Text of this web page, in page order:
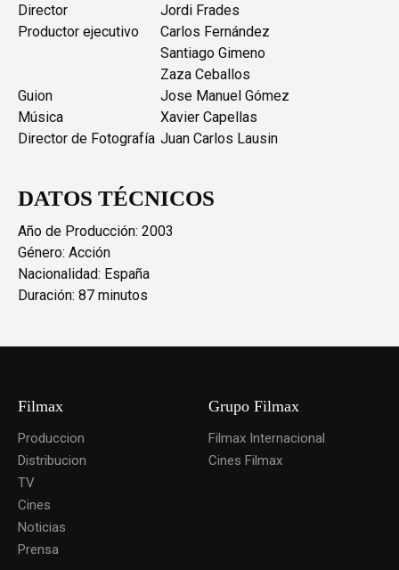
Director
Jordi Frades
Productor ejecutivo
Carlos Fernández
Santiago Gimeno
Zaza Ceballos
Guion
Jose Manuel Gómez
Música
Xavier Capellas
Director de Fotografía Juan Carlos Lausin
DATOS TÉCNICOS
Año de Producción: 2003
Género: Acción
Nacionalidad: España
Duración: 87 minutos
Filmax
Produccion
Distribucion
TV
Cines
Noticias
Prensa
Grupo Filmax
Filmax Internacional
Cines Filmax